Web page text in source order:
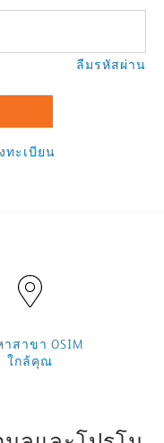
ลืมรหัสผ่าน
ทะเบียน
สาขา OSIM
ใกล้คุณ